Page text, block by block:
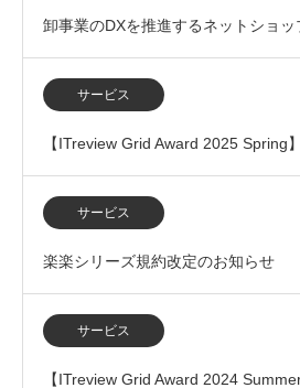
卸事業のDXを推進するネットショッ
の業務提携を開始
サービス
【ITreview Grid Award 2025 Spring
ステム部門で「L…
サービス
楽楽シリーズ規約改定のお知らせ
サービス
【ITreview Grid Award 2024